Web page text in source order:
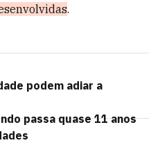
.
podem adiar a
passa quase 11 anos